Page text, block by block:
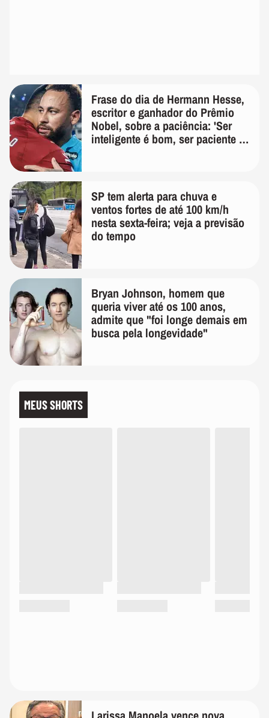
Frase do dia de Hermann Hesse,
escritor e ganhador do Prêmio
Nobel, sobre a paciência: 'Ser
inteligente é bom, ser paciente é
SP tem alerta para chuva e
ventos fortes de até 100 km/h
nesta sexta-feira; veja a previsão
do tempo
Bryan Johnson, homem que
queria viver até os 100 anos,
admite que "foi longe demais em
busca pela longevidade"
MEUS SHORTS